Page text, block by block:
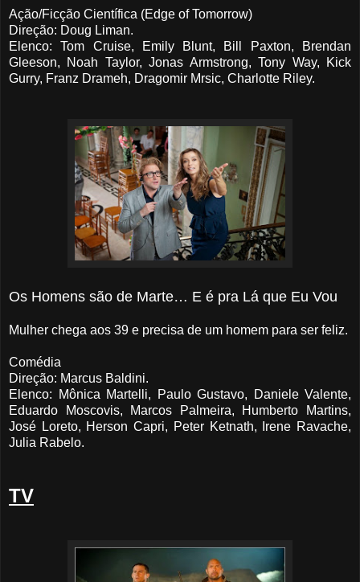
Ação/Ficção Científica (Edge of Tomorrow)
Direção: Doug Liman.
Elenco: Tom Cruise, Emily Blunt, Bill Paxton, Brendan
Gleeson, Noah Taylor, Jonas Armstrong, Tony Way, Kick
Gurry, Franz Drameh, Dragomir Mrsic, Charlotte Riley.
Os Homens são de Marte… E é pra Lá que Eu Vou
Mulher chega aos 39 e precisa de um homem para ser feliz.
Comédia
Direção: Marcus Baldini.
Elenco: Mônica Martelli, Paulo Gustavo, Daniele Valente,
Eduardo Moscovis, Marcos Palmeira, Humberto Martins,
José Loreto, Herson Capri, Peter Ketnath, Irene Ravache,
Julia Rabelo.
TV